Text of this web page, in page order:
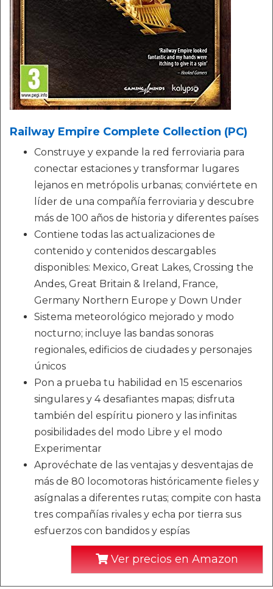
Railway Empire Complete Collection (PC)
Construye y expande la red ferroviaria para
conectar estaciones y transformar lugares
lejanos en metrópolis urbanas; conviértete en
líder de una compañía ferroviaria y descubre
más de 100 años de historia y diferentes países
Contiene todas las actualizaciones de
contenido y contenidos descargables
disponibles: Mexico, Great Lakes, Crossing the
Andes, Great Britain & Ireland, France,
Germany Northern Europe y Down Under
Sistema meteorológico mejorado y modo
nocturno; incluye las bandas sonoras
regionales, edificios de ciudades y personajes
únicos
Pon a prueba tu habilidad en 15 escenarios
singulares y 4 desafiantes mapas; disfruta
también del espíritu pionero y las infinitas
posibilidades del modo Libre y el modo
Experimentar
Aprovéchate de las ventajas y desventajas de
más de 80 locomotoras históricamente fieles y
asígnalas a diferentes rutas; compite con hasta
tres compañías rivales y echa por tierra sus
esfuerzos con bandidos y espías
Ver precios en Amazon